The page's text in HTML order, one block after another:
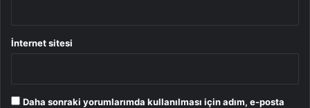
İnternet sitesi
Daha sonraki yorumlarımda kullanılması için adım, e-posta